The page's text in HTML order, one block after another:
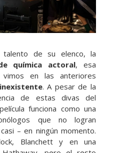
de su elenco, la
química actoral, esa
vimos en las anteriores
inexistente. A pesar de la
de estas divas del
funciona como una
que no logran
– en ningún momento.
Blanchett y en una